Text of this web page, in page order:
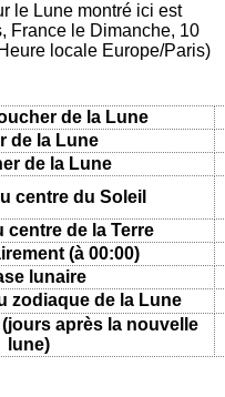
le Lune montré ici est
France le Dimanche, 10
locale Europe/Paris)
de la Lune
de la Lune
de la Lune
centre du Soleil
centre de la Terre
(à 00:00)
lunaire
zodiaque de la Lune
après la nouvelle
lune)